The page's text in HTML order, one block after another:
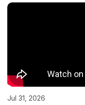
Jul 31, 2026